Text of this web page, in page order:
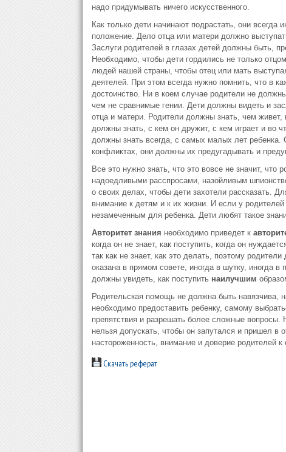
надо придумывать ничего искусственного.
Как только дети начинают подрастать, они всегда
положение. Дело отца или матери должно
Заслуги родителей в глазах детей должны быть,
Необходимо, чтобы дети гордились не только
людей нашей страны, чтобы отец или мать
деятелей. При этом всегда нужно помнить, что в
достоинство. Ни в коем случае родители не
чем не сравнимые гении. Дети должны видеть и
отца и матери. Родители должны знать, чем живет,
должны знать, с кем он дружит, с кем играет и во
должны знать всегда, с самых малых лет ребенка.
конфликтах, они должны их предугадывать и
Все это нужно знать, что это вовсе не значит, что
надоедливыми расспросами, назойливым
о своих делах, чтобы дети захотели рассказать.
внимание к детям и к их жизни. И если у
незамеченным для ребенка. Дети любят такое
Авторитет знания необходимо приведет к
когда он не знает, как поступить, когда он
так как не знает, как это делать, поэтому
оказана в прямом совете, иногда в шутку, иногда
должны увидеть, как поступить наилучшим
Родительская помощь не должна быть навязчива,
необходимо предоставить ребенку, самому
препятствия и разрешать более сложные вопросы.
нельзя допускать, чтобы он запутался и пришел в
настороженность, внимание и доверие родителей к
Скачать реферат